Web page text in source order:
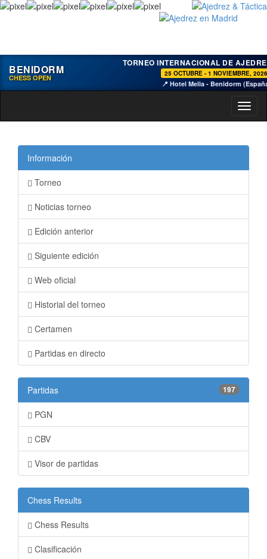
BENIDORM
CHESS OPEN
TORNEO INTERNACIONAL DE
25 OCTUBRE - 1 NOVIEMBRE, 2026
📍 Hotel Melia - Benidorm
Información
Torneo
Noticias torneo
Edición anterior
Siguiente edición
Web oficial
Historial del torneo
Certamen
Partidas en directo
Partidas 197
PGN
CBV
Visor de partidas
Chess Results
Chess Results
Clasificación